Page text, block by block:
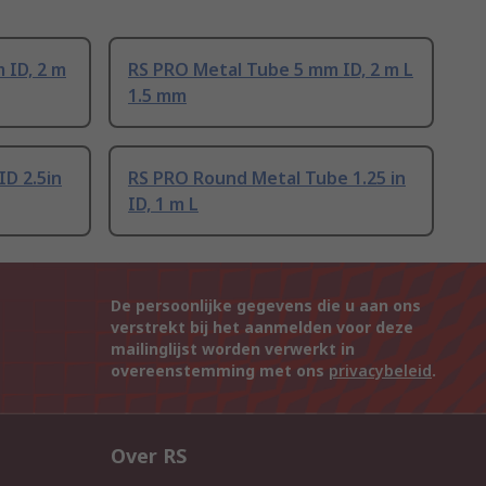
ID, 2 m
RS PRO Metal Tube 5 mm ID, 2 m L
1.5 mm
2.5in
RS PRO Round Metal Tube 1.25 in
ID, 1 m L
De persoonlijke gegevens die u aan ons
verstrekt bij het aanmelden voor deze
mailinglijst worden verwerkt in
overeenstemming met ons privacybeleid.
Over RS